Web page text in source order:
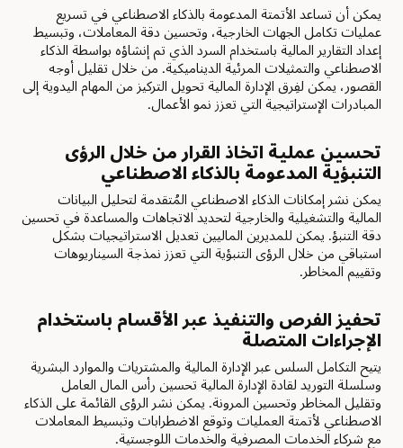
يمكن أن تساعد الأتمتة المدعومة بالذكاء الاصطناعي في تسريع
عمليات تكامل الجهات الخارجية، وتحسين دقة المعاملات، وتبسيط
إعداد التقارير المالية باستخدام السرد الذي تم إنشاؤه بواسطة الذكاء
الاصطناعي والتمثيلات المرئية الديناميكية. من خلال تقليل أوجه
القصور، يمكن لفِرق الإدارة المالية تحويل التركيز من المهام اليدوية إلى
المبادرات الإستراتيجية التي تعزز نمو الأعمال.
تحسين عملية اتخاذ القرار من خلال الرؤى
التنبؤية المدعومة بالذكاء الاصطناعي
يمكن نشر إمكانات الذكاء الاصطناعي المُتقدمة لتحليل البيانات
المالية والتشغيلية والخارجية لتحديد الاتجاهات والمساعدة في تحسين
دقة التنبؤ. يمكن للمديرين الماليين تعديل الاستراتيجيات بشكل
استباقي من خلال الرؤى التنبؤية التي تعزز نمذجة السيناريوهات
وتقييم المخاطر.
تحفيز الفرص والتنفيذ عبر الأقسام باستخدام
الإجراءات المتصلة
يتيح التكامل السلس عبر الإدارة المالية والمشتريات والموارد البشرية
وسلسلة التوريد لقادة الإدارة المالية تحسين رأس المال العامل
وتقليل المخاطر وتحسين المرونة. يمكن نشر الرؤى القائمة على الذكاء
الاصطناعي لأتمتة العمليات وتوقع الاضطرابات وتبسيط المعاملات
مع شركاء الخدمات المصرفية والخدمات اللوجستية.